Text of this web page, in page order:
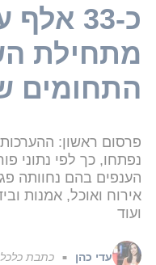
כ-33
מתחילת
התחומים
נפתחו, כך לפי נתוני
הענפים בהם נחוותה
אירוח ואוכל, אמנות
ועוד
עדי כהן ■ כתבת